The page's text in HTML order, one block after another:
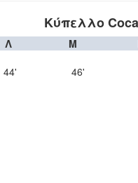
Κύπελλο
Λ Μ
44' 46'